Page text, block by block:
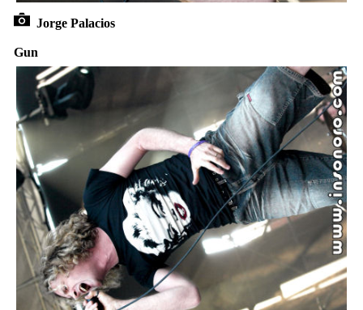
Jorge Palacios
Gun